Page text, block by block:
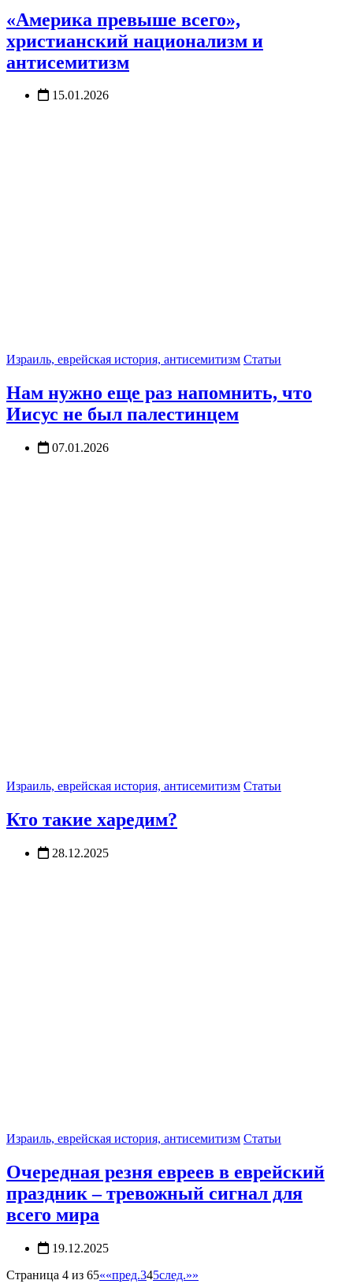
«Америка превыше всего»,
христианский национализм и
антисемитизм
15.01.2026
Израиль, еврейская история, антисемитизм Статьи
Нам нужно еще раз напомнить, что
Иисус не был палестинцем
07.01.2026
Израиль, еврейская история, антисемитизм Статьи
Кто такие харедим?
28.12.2025
Израиль, еврейская история, антисемитизм Статьи
Очередная резня евреев в еврейский
праздник – тревожный сигнал для
всего мира
19.12.2025
Страница 4 из 65««пред.345след.»»